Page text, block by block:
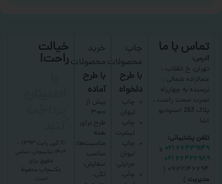
تماس با ما
آدرس:
تهران، خ انقلاب ،
جمالزاده شمالی ،
نرسیده به چهارراه
نصرت سمت راست ،
پلاک 263 استودیو
اشا
تلفن پشتیبانی:
۶۶۴۳۹۱۴۹ ۰۲۱
و
۶۶۴۲۶۹۸۹ ۰۲۱
۰۹۱۲۲۱۴۶۶۹۴ (
مدیریت )
چاپ
محصولات
با طرح
دلخواه
چاپ
لیوان
چاپ
تیشرت
چاپ
لیوان
حرارتی
چاپ
خرید
محصولات
با طرح
آماده
بیش از
۳۰۰۰
طرح برای
همه
مناسبت‌ها؛
مناسب
سفارش:
تکی،
خیالت
راحت!
۱۴۰۲ عکسچاپ
تمامی
حقوق برای
عکسچاپ محفوظ
است.